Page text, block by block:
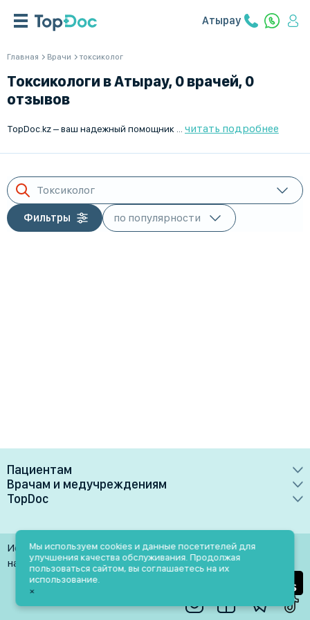
Атырау
Главная Врачи токсиколог
Токсикологи в Атырау, 0 врачей, 0
отзывов
читать подробнее
Токсиколог
Фильтры
Пациентам
Врачи
Клиники
Лаборатории
Услуги
Блог
Акции и скидки
Врачам и медучреждениям
Преимущества
Медучреждениям
Врачам
TopDoc
Контакты
Помощь
Использование материалов разрешено только при
наличии активной ссылки на источник
Мы используем cookies и данные посетителей для
улучшения качества обслуживания. Продолжая
пользоваться сайтом, вы соглашаетесь на их
использование.
×